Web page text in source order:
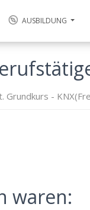
AUSBILDUNG
Grundkurs -
waren: